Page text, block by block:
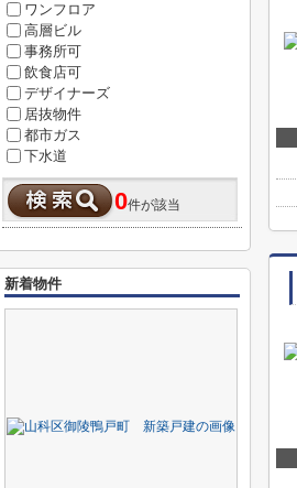
ワンフロア
高層ビル
事務所可
飲食店可
デザイナーズ
居抜物件
都市ガス
下水道
0件が該当
新着物件